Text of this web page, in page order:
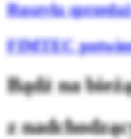
Ruszyła
FIMTEC
Bądź na
z